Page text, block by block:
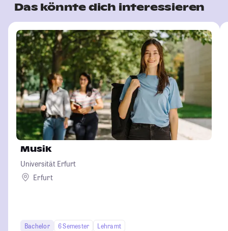
Das könnte dich interessieren
Musik
Universität Erfurt
Erfurt
Bachelor 6 Semester
Lehramt